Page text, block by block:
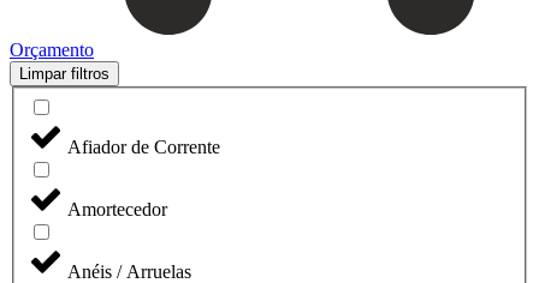
Orçamento
Limpar filtros
Afiador de Corrente
Amortecedor
Anéis / Arruelas